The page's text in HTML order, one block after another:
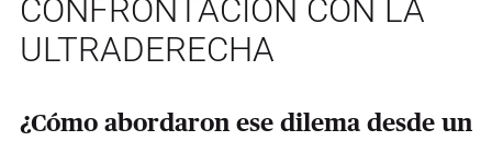
CONFRONTACIÓN CON LA
ULTRADERECHA
¿Cómo abordaron ese dilema desde un